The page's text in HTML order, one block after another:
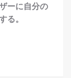
ーに自分の
る。